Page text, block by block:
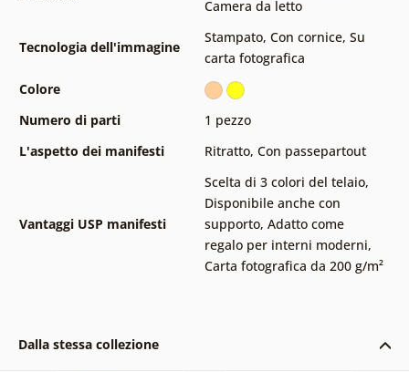
Camera da letto
Tecnologia dell'immagine
Stampato, Con cornice, Su
carta fotografica
Colore
Numero di parti
1 pezzo
L'aspetto dei manifesti
Ritratto, Con passepartout
Vantaggi USP manifesti
Scelta di 3 colori del telaio,
Disponibile anche con
supporto, Adatto come
regalo per interni moderni,
Carta fotografica da 200 g/m²
Dalla stessa collezione